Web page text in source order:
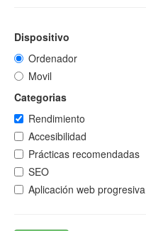
Dispositivo
Ordenador
Movil
Categorias
Rendimiento
Accesibilidad
Prácticas recomendadas
SEO
Aplicación web progresiva